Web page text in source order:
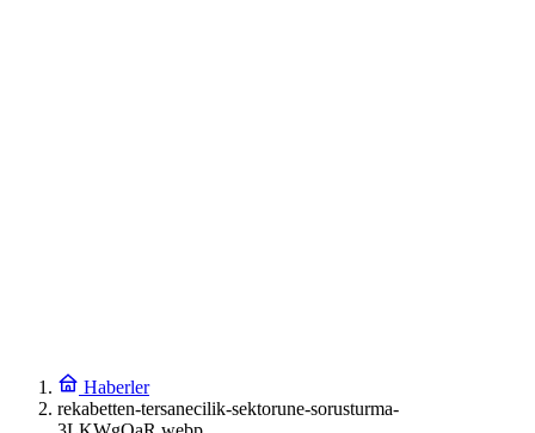
Haberler
rekabetten-tersanecilik-sektorune-sorusturma-